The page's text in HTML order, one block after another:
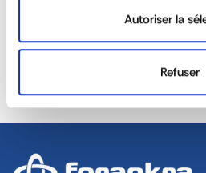
Autoriser la
Refuser
CUSTOM SOLUTIONS
40 YEARS EXPERIENCE AT